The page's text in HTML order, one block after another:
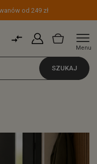
od 249 zł
Menu
SZUKAJ